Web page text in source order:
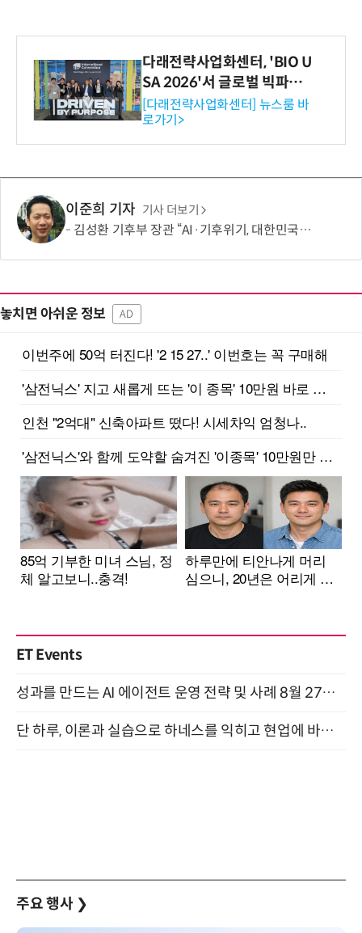
다래전략사업화센터, 'BIO U
SA 2026'서 글로벌 빅파마
와의 비즈니스 미팅 지원…K
-바이오 해외 진출 교두보 확
보
[다래전략사업화센터] 뉴스룸 바
로가기>
이준희 기자 기사 더보기
김성환 기후부 장관 “AI·기후위기, 대한민국이 함께 해결할 첫 국가 될 것”
놓치면 아쉬운 정보 AD
ET Events
성과를 만드는 AI 에이전트 운영 전략 및 사례 8월 27일 개최
단 하루, 이론과 실습으로 하네스를 익히고 현업에 바로 쓰는 핸즈온 워크숍 (8/20)
주요 행사 ❯